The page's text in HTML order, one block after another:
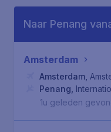
Naar Penang
Amsterdam
Amsterdam
Penang
1u geleden